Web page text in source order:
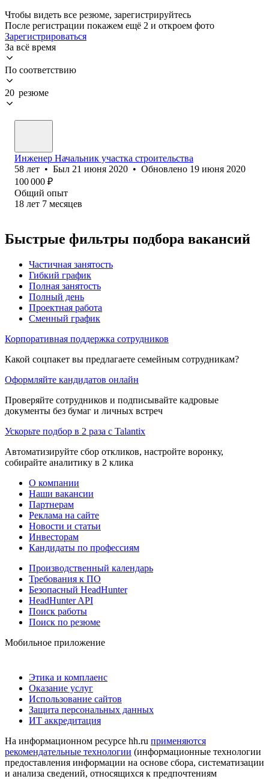
Чтобы видеть все резюме, зарегистрируйтесь
После регистрации покажем ещё 2 и откроем фото
Зарегистрироваться
За всё время
По соответствию
20 резюме
Инженер Начальник участка строительства
58 лет • Был 21 июня 2020 • Обновлено 19 июня 2020
100 000 ₽
Общий опыт
18 лет 7 месяцев
Быстрые фильтры подбора вакансий
Частичная занятость
Гибкий график
Полная занятость
Полный день
Проектная работа
Сменный график
Корпоративная поддержка сотрудников
Какой соцпакет вы предлагаете семейным сотрудникам?
Оформляйте кандидатов онлайн
Проверяйте сотрудников и подписывайте кадровые
документы без бумаг и личных встреч
Ускорьте подбор в 2 раза с Talantix
Автоматизируйте сбор откликов, настройте воронку,
собирайте аналитику в 2 клика
О компании
Наши вакансии
Партнерам
Реклама на сайте
Новости и статьи
Инвесторам
Кандидаты по профессиям
Производственный календарь
Требования к ПО
Безопасный HeadHunter
HeadHunter API
Поиск работы
Поиск по резюме
Мобильное приложение
Этика и комплаенс
Оказание услуг
Использование сайтов
Защита персональных данных
ИТ аккредитация
На информационном ресурсе hh.ru применяются
рекомендательные технологии (информационные технологии
предоставления информации на основе сбора, систематизации
и анализа сведений, относящихся к предпочтениям